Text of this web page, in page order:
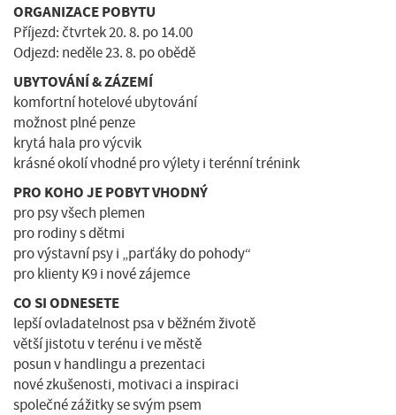
ORGANIZACE POBYTU
Příjezd: čtvrtek 20. 8. po 14.00
Odjezd: neděle 23. 8. po obědě
UBYTOVÁNÍ & ZÁZEMÍ
komfortní hotelové ubytování
možnost plné penze
krytá hala pro výcvik
krásné okolí vhodné pro výlety i terénní trénink
PRO KOHO JE POBYT VHODNÝ
pro psy všech plemen
pro rodiny s dětmi
pro výstavní psy i „parťáky do pohody“
pro klienty K9 i nové zájemce
CO SI ODNESETE
lepší ovladatelnost psa v běžném životě
větší jistotu v terénu i ve městě
posun v handlingu a prezentaci
nové zkušenosti, motivaci a inspiraci
společné zážitky se svým psem